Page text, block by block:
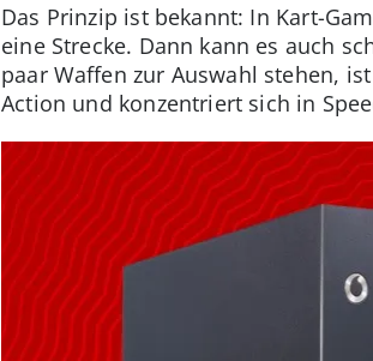
Das Prinzip ist bekannt: In Kart-
eine Strecke. Dann kann es auch
paar Waffen zur Auswahl stehen,
Action und konzentriert sich in